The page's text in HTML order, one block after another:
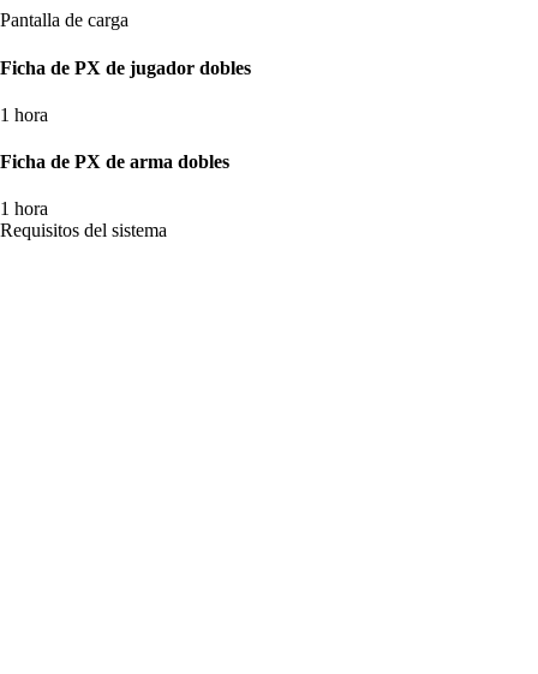
Pantalla de carga
Ficha de PX de jugador dobles
1 hora
Ficha de PX de arma dobles
1 hora
Requisitos del sistema